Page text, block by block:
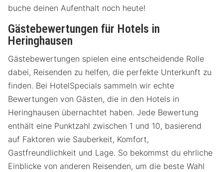
buche deinen Aufenthalt noch heute!
Gästebewertungen für Hotels in
Heringhausen
Gästebewertungen spielen eine entscheidende Rolle
dabei, Reisenden zu helfen, die perfekte Unterkunft zu
finden. Bei HotelSpecials sammeln wir echte
Bewertungen von Gästen, die in den Hotels in
Heringhausen übernachtet haben. Jede Bewertung
enthält eine Punktzahl zwischen 1 und 10, basierend
auf Faktoren wie Sauberkeit, Komfort,
Gastfreundlichkeit und Lage. So bekommst du ehrliche
Einblicke von anderen Reisenden, um die beste Wahl